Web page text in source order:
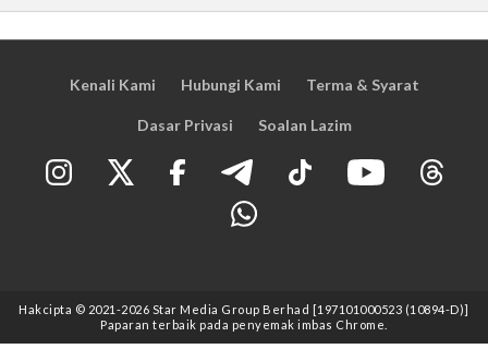
Kenali Kami Hubungi Kami Terma & Syarat
Dasar Privasi Soalan Lazim
Hakcipta © 2021 -2026 Star Media Group Berhad [197101000523 (10894-D)]
Paparan terbaik pada penyemak imbas Chrome.